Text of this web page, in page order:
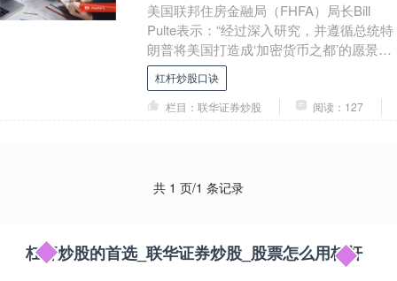
美国联邦住房金融局（FHFA）局长Bill
Pulte表示：“经过深入研究，并遵循总统特
朗普将美国打造成‘加密货币之都’的愿景，
今天我下令房利美和房地美着手准备....
杠杆炒股口诀
栏目：联华证券炒股
阅读：127
共 1 页/1 条记录
杠杆炒股的首选_联华证券炒股_股票怎么用杠杆